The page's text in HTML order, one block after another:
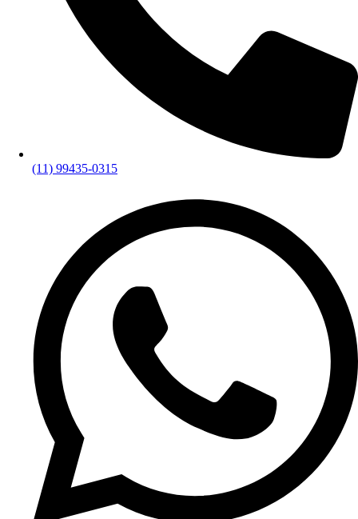
(11) 99435-0315